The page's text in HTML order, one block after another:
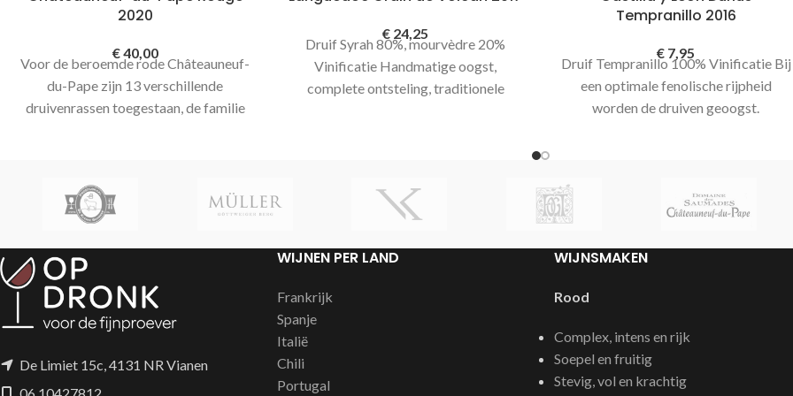
2020
€40,00
Voor de beroemde rode Châteauneuf-
du-Pape zijn 13 verschillende
druivenrassen toegestaan, de familie
wijngaarden binnen deze appellatie.
De wijn heeft een
medium body ,
€ 24,25
Druif Syrah 80%, mourvèdre 20%
Vinificatie Handmatige oogst,
complete ontsteling, traditionele
Tempranillo 2016
€ 7,95
Druif Tempranillo 100% Vinificatie Bij
een optimale fenolische rijpheid
worden de druiven geoogst.
De Limiet 15c, 4131 NR Vianen
WIJNEN PER LAND
Frankrijk
Spanje
Italië
Chili
Portugal
WIJNSMAKEN
Rood
Complex, intens en rijk
Soepel en fruitig
Stevig, vol en krachtig